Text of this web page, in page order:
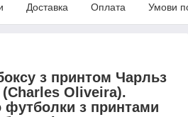
Доставка Оплата Умови
з принтом Чарльз
Oliveira).
футболки з принтами